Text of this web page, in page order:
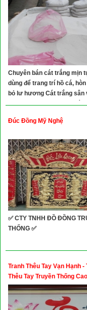
Tổng Hợp
Chuyên bán cát trắng mịn
dùng để trang trí hồ cá, hòn
bỏ lư hương Cát trắng
trẻ em chơi...phun lốc máy
Đúc Đồng Mỹ Nghệ
✅ CTY TNHH ĐỒ ĐỒNG
THỐNG ✅
Tranh Thêu Tay Vạn Hạnh -
Thêu Tay Truyền Thống
Giá Tốt